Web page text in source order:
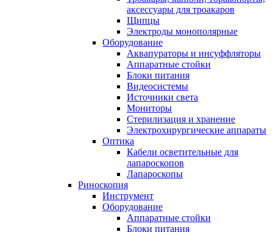
аксессуары для троакаров
Щипцы
Электроды монополярные
Оборудование
Аквапураторы и инсуффляторы
Аппаратные стойки
Блоки питания
Видеосистемы
Источники света
Мониторы
Стерилизация и хранение
Электрохирургические аппараты
Оптика
Кабели осветительные для
лапароскопов
Лапароскопы
Риноскопия
Инструмент
Оборудование
Аппаратные стойки
Блоки питания